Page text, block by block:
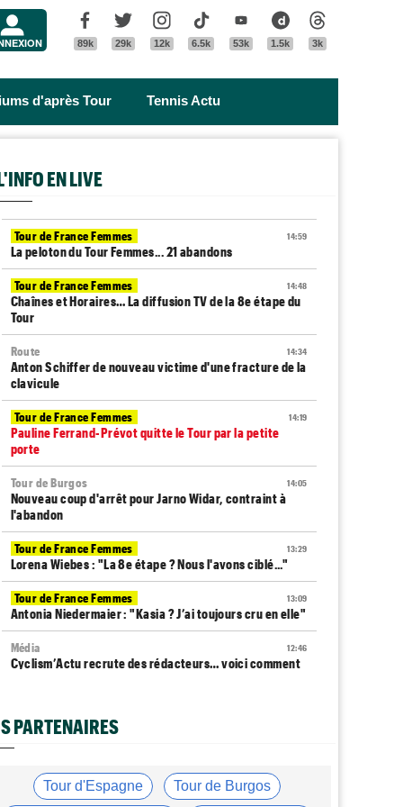
Facebook
89k
Twitter
29k
Instagram
12k
Tik Tok
6.5k
Youtube
53k
Dailymotion
1.5k 3k
d'après Tour Tennis Actu
EN LIVE
14:59
Tour de France Femmes
La peloton du Tour Femmes... 21 abandons
14:48
Tour de France Femmes
Chaînes et Horaires… La diffusion TV de la 8e étape du
Tour
14:34
Route
Anton Schiffer de nouveau victime d'une fracture de la
clavicule
14:19
Tour de France Femmes
Pauline Ferrand-Prévot quitte le Tour par la petite
porte
14:05
Tour de Burgos
Nouveau coup d'arrêt pour Jarno Widar, contraint à
l'abandon
13:29
Tour de France Femmes
Lorena Wiebes : "La 8e étape ? Nous l'avons ciblé..."
13:09
Tour de France Femmes
Antonia Niedermaier : "Kasia ? J’ai toujours cru en elle"
12:46
Média
Cyclism’Actu recrute des rédacteurs… voici comment
Matthew Brennan : "J'avais l'impression de cuire de
l'intérieur"
Tour de France Femmes
La 8e étape à Nice… la plus longue du Tour Femmes !
PARTENAIRES
Tour d'Espagne Tour de Burgos